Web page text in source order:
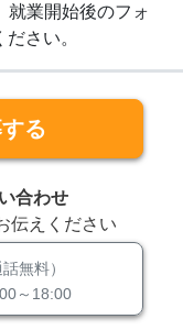
就業開始後のフォ
さい。
る
合わせ
伝えください
話無料）
～18:00